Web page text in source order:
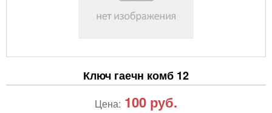
Ключ гаечн комб 12
Цена: 100 руб.